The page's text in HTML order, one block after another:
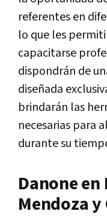
referentes en
lo que les
capacitarse
dispondrán de
diseñada
brindarán las
necesarias para
durante su
Danone en
Mendoza